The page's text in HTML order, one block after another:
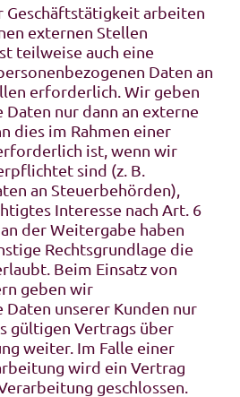
Geschäftstätigkeit arbeiten
externen Stellen
teilweise auch eine
Daten an
erforderlich. Wir geben
nur dann an externe
dies im Rahmen einer
ist, wenn wir
sind (z. B.
an Steuerbehörden),
Interesse nach Art. 6
der Weitergabe haben
Rechtsgrundlage die
Beim Einsatz von
geben wir
Daten unserer Kunden nur
gültigen Vertrags über
weiter. Im Falle einer
wird ein Vertrag
geschlossen.